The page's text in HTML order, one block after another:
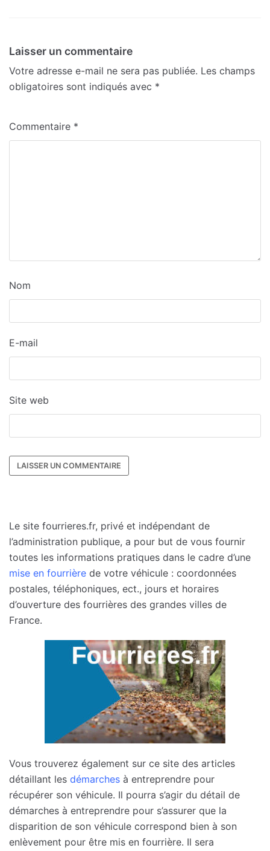
Laisser un commentaire
Votre adresse e-mail ne sera pas publiée. Les champs
obligatoires sont indiqués avec *
Commentaire *
Nom
E-mail
Site web
Le site fourrieres.fr, privé et indépendant de
l’administration publique, a pour but de vous fournir
toutes les informations pratiques dans le cadre d’une
mise en fourrière de votre véhicule : coordonnées
postales, téléphoniques, ect., jours et horaires
d’ouverture des fourrières des grandes villes de
France.
Vous trouverez également sur ce site des articles
détaillant les démarches à entreprendre pour
récupérer son véhicule. Il pourra s’agir du détail de
démarches à entreprendre pour s’assurer que la
disparition de son véhicule correspond bien à son
enlèvement pour être mis en fourrière. Il sera